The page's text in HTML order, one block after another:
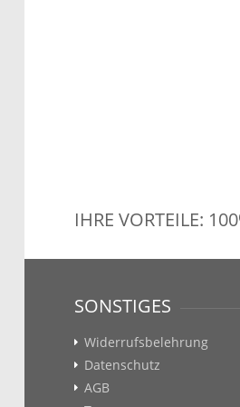
IHRE VORTEILE:
SONSTIGES
Widerrufsbelehrung
Datenschutz
AGB